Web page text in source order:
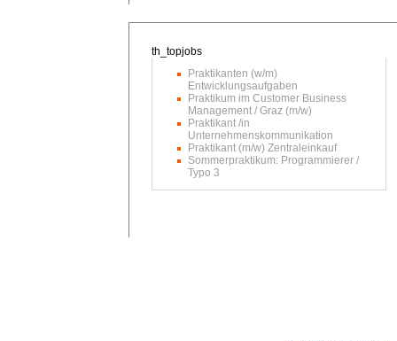
Praktikanten (w/m)
Entwicklungsaufgaben
Praktikum im Customer Business
Management / Graz (m/w)
Praktikant /in
Unternehmenskommunikation
Praktikant (m/w) Zentraleinkauf
Sommerpraktikum: Programmierer /
Typo 3